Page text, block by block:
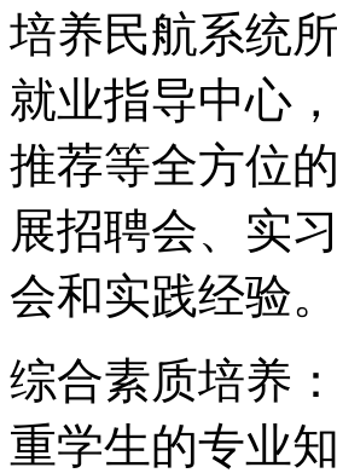
培养民航系统
就业指导中心
推荐等全方位
展招聘会、实
会和实践经验。
综合素质培养
重学生的专业